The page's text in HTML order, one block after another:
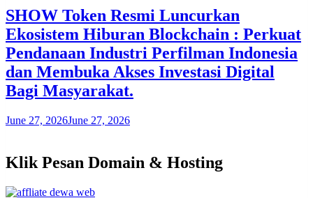
SHOW Token Resmi Luncurkan
Ekosistem Hiburan Blockchain : Perkuat
Pendanaan Industri Perfilman Indonesia
dan Membuka Akses Investasi Digital
Bagi Masyarakat.
June 27, 2026June 27, 2026
Klik Pesan Domain & Hosting